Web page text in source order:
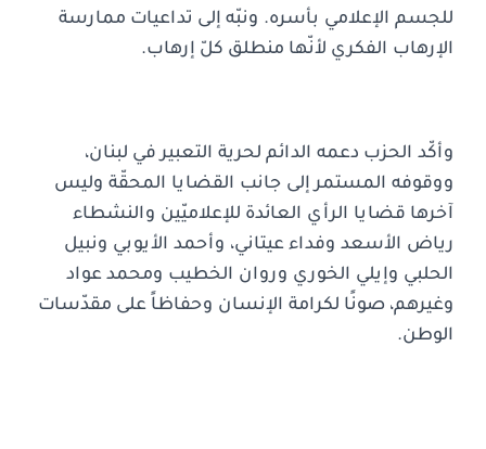
للجسم الإعلامي بأسره. ونبّه إلى تداعيات ممارسة
الإرهاب الفكري لأنّها منطلق كلّ إرهاب.
وأكّد الحزب دعمه الدائم لحرية التعبير في لبنان،
ووقوفه المستمر إلى جانب القضايا المحقّة وليس
آخرها قضايا الرأي العائدة للإعلاميّين والنشطاء
رياض الأسعد وفداء عيتاني، وأحمد الأيوبي ونبيل
الحلبي وإيلي الخوري وروان الخطيب ومحمد عواد
وغيرهم، صونًا لكرامة الإنسان وحفاظاً على مقدّسات
الوطن.